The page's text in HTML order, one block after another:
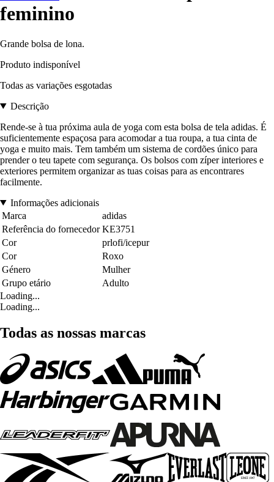
feminino
Grande bolsa de lona.
Produto indisponível
Todas as variações esgotadas
Descrição
Rende-se à tua próxima aula de yoga com esta bolsa de tela adidas. É
suficientemente espaçosa para acomodar a tua roupa, a tua cinta de
yoga e muito mais. Tem também um sistema de cordões único para
prender o teu tapete com segurança. Os bolsos com zíper interiores e
exteriores permitem organizar as tuas coisas para as encontrares
facilmente.
Informações adicionais
Marca
adidas
Referência do fornecedor KE3751
Cor
prlofi/icepur
Cor
Roxo
Género
Mulher
Grupo etário
Adulto
Loading...
Loading...
Todas as nossas marcas